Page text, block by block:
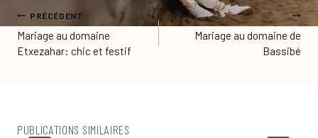
NAVIGATION
DE
L’ARTICLE
PRÉCÉDENT
Mariage au domaine
Etxezahar: chic et festif
SUIVANT
Mariage au domaine de
Bassibé
PUBLICATIONS SIMILAIRES